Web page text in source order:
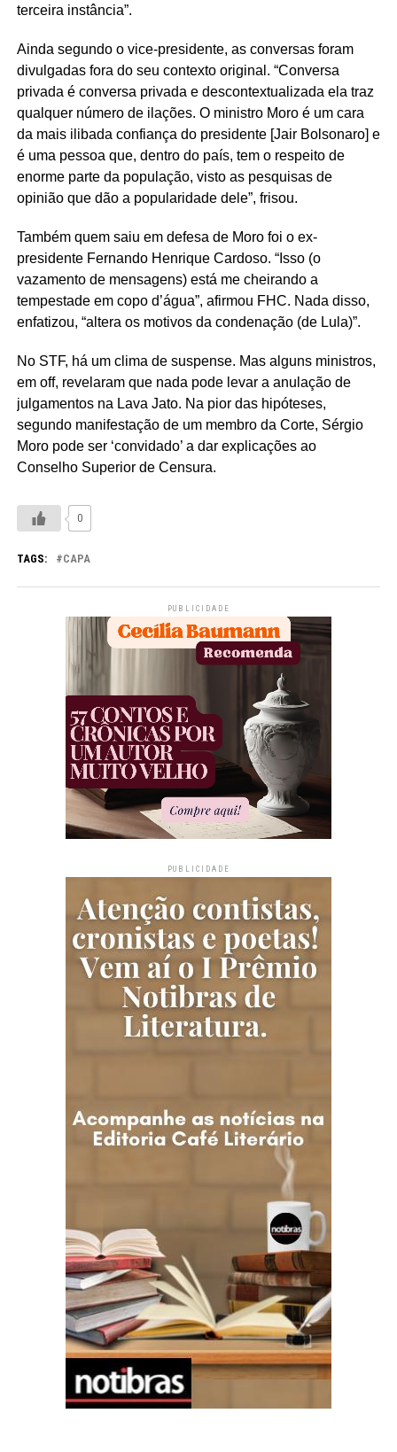
terceira instância”.
Ainda segundo o vice-presidente, as conversas foram
divulgadas fora do seu contexto original. “Conversa
privada é conversa privada e descontextualizada ela traz
qualquer número de ilações. O ministro Moro é um cara
da mais ilibada confiança do presidente [Jair Bolsonaro] e
é uma pessoa que, dentro do país, tem o respeito de
enorme parte da população, visto as pesquisas de
opinião que dão a popularidade dele”, frisou.
Também quem saiu em defesa de Moro foi o ex-
presidente Fernando Henrique Cardoso. “Isso (o
vazamento de mensagens) está me cheirando a
tempestade em copo d’água”, afirmou FHC. Nada disso,
enfatizou, “altera os motivos da condenação (de Lula)”.
No STF, há um clima de suspense. Mas alguns ministros,
em off, revelaram que nada pode levar a anulação de
julgamentos na Lava Jato. Na pior das hipóteses,
segundo manifestação de um membro da Corte, Sérgio
Moro pode ser ‘convidado’ a dar explicações ao
Conselho Superior de Censura.
0
TAGS: CAPA
PUBLICIDADE
PUBLICIDADE